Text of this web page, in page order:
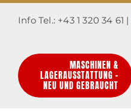
InhaltInfo Tel.: +43 1 320 34 61 |
MASCHINEN &
LAGERAUSSTATTUNG –
NEU UND GEBRAUCHT